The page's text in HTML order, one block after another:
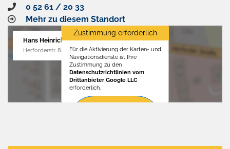
0 52 61 / 20 33
Mehr zu diesem Standort
Hans Heinrichs GmbH
Herforderstr. 81, 32657 Lemgo
Zustimmung erforderlich
Für die Aktivierung der Karten- und
Navigationsdienste ist Ihre
Zustimmung zu den
Datenschutzrichtlinien vom
Drittanbieter Google LLC
erforderlich.